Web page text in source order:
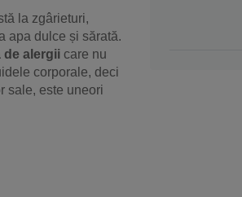
la zgârieturi,
apa dulce și sărată.
de alergii care nu
corporale, deci
sale, este uneori